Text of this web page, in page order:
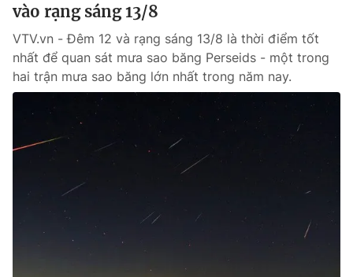
vào rạng sáng 13/8
VTV.vn - Đêm 12 và rạng sáng 13/8 là thời điểm tốt
nhất để quan sát mưa sao băng Perseids - một trong
hai trận mưa sao băng lớn nhất trong năm nay.